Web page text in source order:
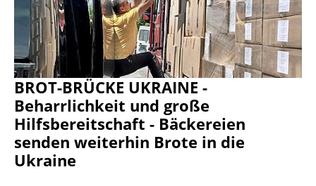
BROT-BRÜCKE UKRAINE -
Beharrlichkeit und große
Hilfsbereitschaft - Bäckereien
senden weiterhin Brote in die
Ukraine